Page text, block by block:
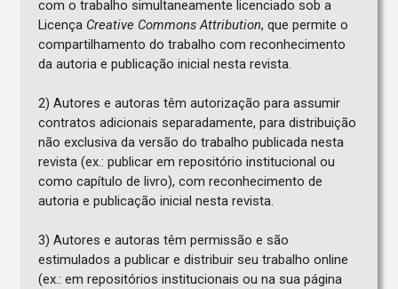
com o trabalho simultaneamente licenciado sob a
Licença Creative Commons Attribution, que permite o
compartilhamento do trabalho com reconhecimento
da autoria e publicação inicial nesta revista.
2) Autores e autoras têm autorização para assumir
contratos adicionais separadamente, para distribuição
não exclusiva da versão do trabalho publicada nesta
revista (ex.: publicar em repositório institucional ou
como capítulo de livro), com reconhecimento de
autoria e publicação inicial nesta revista.
3) Autores e autoras têm permissão e são
estimulados a publicar e distribuir seu trabalho online
(ex.: em repositórios institucionais ou na sua página